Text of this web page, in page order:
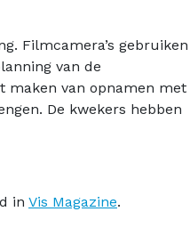
Filmcamera’s gebruiken
van de
maken van opnamen met
De kwekers hebben
in Vis Magazine.